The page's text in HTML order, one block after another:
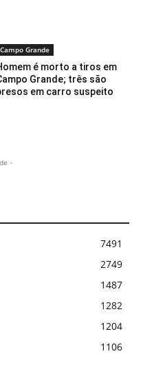
Campo Grande
é morto a tiros em
Grande; três são
em carro suspeito
-
7491
2749
1487
1282
1204
1106